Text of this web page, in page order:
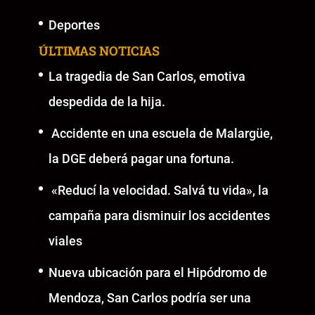
Deportes
ÚLTIMAS NOTICIAS
La tragedia de San Carlos, emotiva
despedida de la hija.
Accidente en una escuela de Malargüe,
la DGE deberá pagar una fortuna.
«Reducí la velocidad. Salvá tu vida», la
campaña para disminuir los accidentes
viales
Nueva ubicación para el Hipódromo de
Mendoza, San Carlos podría ser una